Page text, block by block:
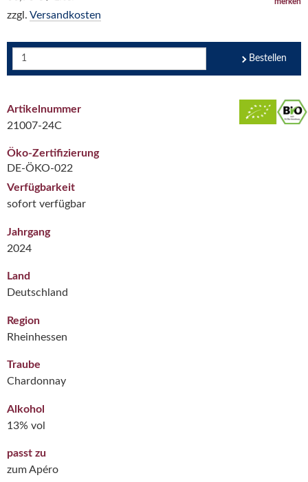
zzgl. Versandkosten
Bestellen
Artikelnummer
21007-24C
Öko-Zertifizierung
DE-ÖKO-022
Verfügbarkeit
sofort verfügbar
Jahrgang
2024
Land
Deutschland
Region
Rheinhessen
Traube
Chardonnay
Alkohol
13% vol
passt zu
zum Apéro